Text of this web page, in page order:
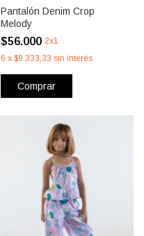
Pantalón Denim Crop
Melody
$56.000 2x1
6 x $9.333,33 sin interés
Comprar